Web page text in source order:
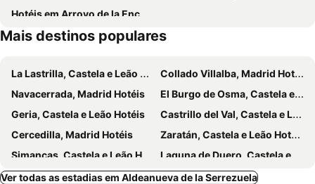
Hotéis em Arroyo de la Encomienda
Mais destinos populares
La Lastrilla, Castela e Leão Hotéis
Collado Villalba, Madrid Hotéis
Navacerrada, Madrid Hotéis
El Burgo de Osma, Castela e Leão Hotéis
Geria, Castela e Leão Hotéis
Castrillo del Val, Castela e Leão Hotéis
Cercedilla, Madrid Hotéis
Zaratán, Castela e Leão Hotéis
Simancas, Castela e Leão Hotéis
Laguna de Duero, Castela e Leão Hotéis
Santo Domingo de Silos, Castela e Leão Hotéis
La Cabrera, Madrid Hotéis
Ver todas as estadias em Aldeanueva de la Serrezuela